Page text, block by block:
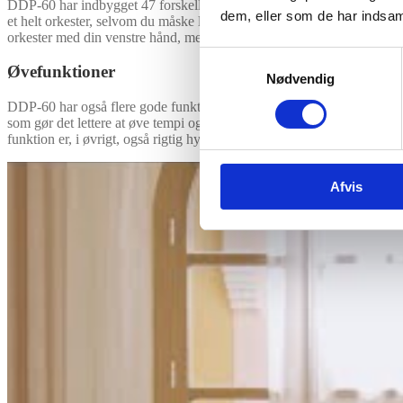
dem, eller som de har
Nødvendig
Afvis
DDP-60 har indbygget 47 forskellige kendte sange, som du kan
et helt orkester, selvom du måske lige er startet med at spille klaver.
orkester med din venstre hånd, mens din højre hånd kan spille
Øvefunktioner
DDP-60 har også flere gode funktioner, når det kommer til øvning.
som gør det lettere at øve tempi og præcision. Der er også en split
funktion er, i øvrigt, også rigtig hyggelig, hvis du vil spille firehændigt